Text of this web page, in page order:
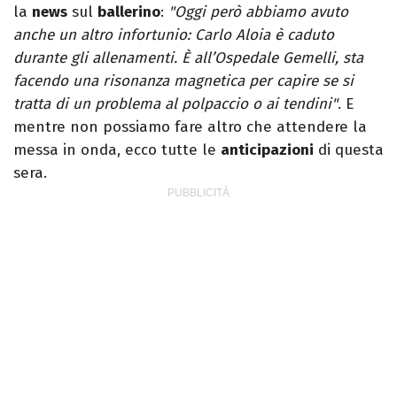
la news sul ballerino: "Oggi però abbiamo avuto
anche un altro infortunio: Carlo Aloia è caduto
durante gli allenamenti. È all’Ospedale Gemelli, sta
facendo una risonanza magnetica per capire se si
tratta di un problema al polpaccio o ai tendini". E
mentre non possiamo fare altro che attendere la
messa in onda, ecco tutte le anticipazioni di questa
sera.